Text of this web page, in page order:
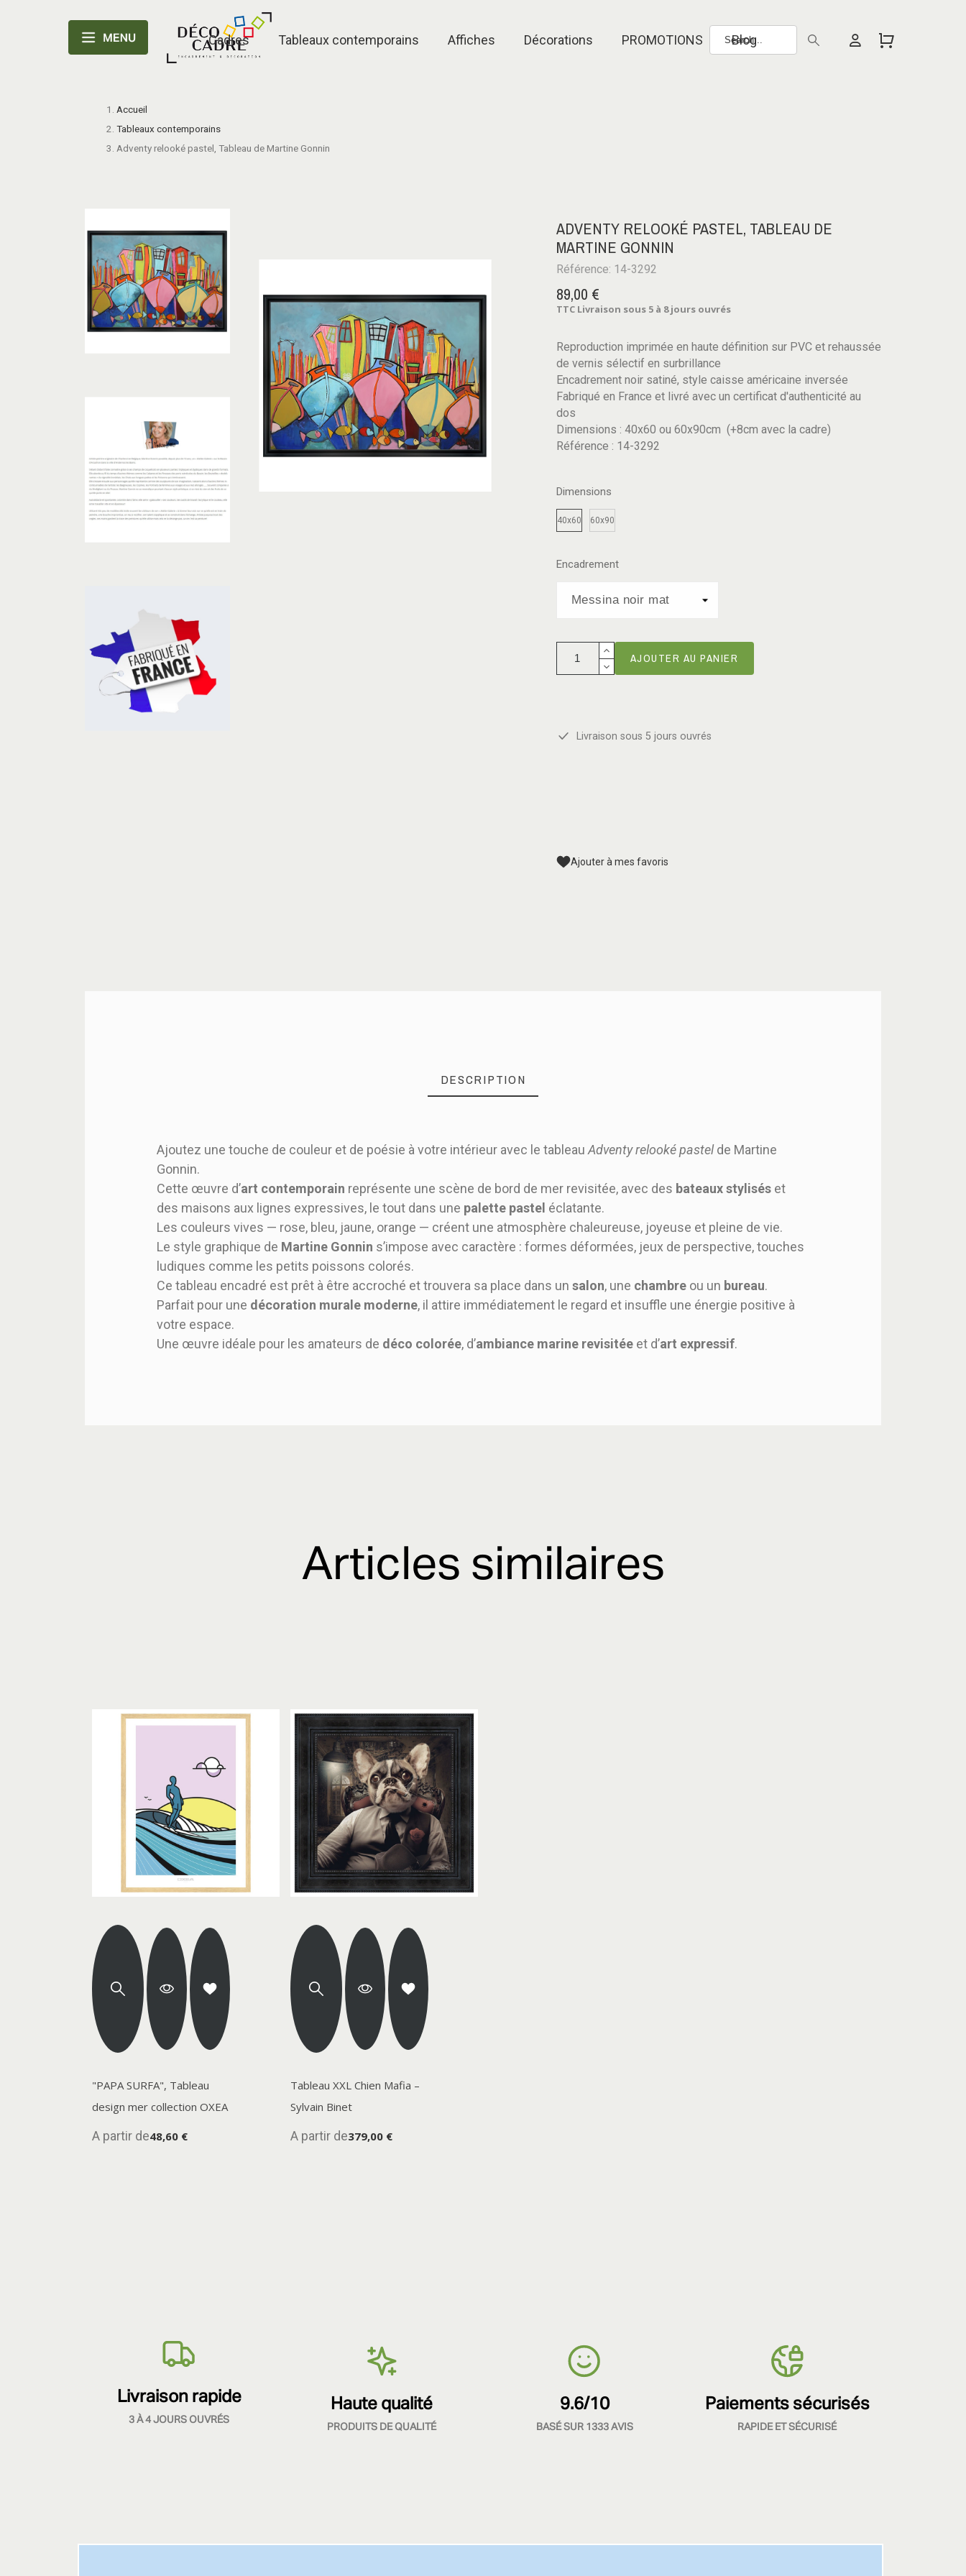
Cadres Tableaux contemporains Affiches Décorations PROMOTIONS Blog
Accueil
Tableaux contemporains
Adventy relooké pastel, Tableau de Martine Gonnin
ADVENTY RELOOKÉ PASTEL, TABLEAU DE
MARTINE GONNIN
Référence: 14-3292
89,00 €
TTC Livraison sous 5 à 8 jours ouvrés
Reproduction imprimée en haute définition sur PVC et rehaussée
de vernis sélectif en surbrillance
Encadrement noir satiné, style caisse américaine inversée
Fabriqué en France et livré avec un certificat d'authenticité au
dos
Dimensions : 40x60 ou 60x90cm (+8cm avec la cadre)
Référence : 14-3292
Dimensions
40x60 60x90
Encadrement
AJOUTER AU PANIER
Livraison sous 5 jours ouvrés
Ajouter à mes favoris
DESCRIPTION
Ajoutez une touche de couleur et de poésie à votre intérieur avec le tableau Adventy relooké pastelde Martine
Gonnin.
Cette œuvre d’art contemporain représente une scène de bord de mer revisitée, avec des bateaux stylisés et
des maisons aux lignes expressives, le tout dans une palette pastel éclatante.
Les couleurs vives — rose, bleu, jaune, orange — créent une atmosphère chaleureuse, joyeuse et pleine de vie.
Le style graphique de Martine Gonnin s’impose avec caractère : formes déformées, jeux de perspective, touches
ludiques comme les petits poissons colorés.
Ce tableau encadré est prêt à être accroché et trouvera sa place dans un salon, une chambre ou un bureau.
Parfait pour une décoration murale moderne, il attire immédiatement le regard et insuffle une énergie positive à
votre espace.
Une œuvre idéale pour les amateurs de déco colorée, d’ambiance marine revisitée et d’art expressif.
Articles similaires
"PAPA SURFA", Tableau
design mer collection OXEA
A partir de48,60 €
Tableau XXL Chien Mafia –
Sylvain Binet
A partir de379,00 €
Livraison rapide
3 À 4 JOURS OUVRÉS
Haute qualité
PRODUITS DE QUALITÉ
9.6/10
BASÉ SUR 1333 AVIS
Paiements sécurisés
RAPIDE ET SÉCURISÉ